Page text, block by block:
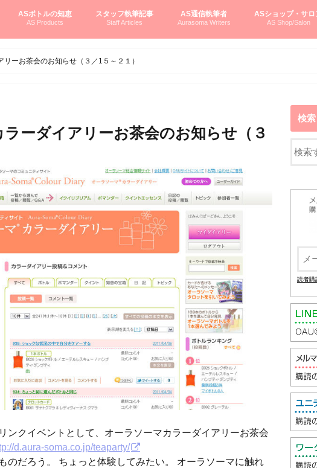
ASボトルの知恵
AS Products
スタッフ執筆記事
Staff Articles
AS通信執筆者
Aurasoma Writers
ASショップ・サロ
AS Shop/Salon
リーお茶会のお知らせ（３／1５～２１）
ーダイアリーお茶会のお知らせ（３
ンクイベントとして、オーラソーマカラーダイアリーお茶会
d.aura-soma.co.jp/teaparty/
のだろう。 ちょっと体験してみたい。 オーラソーマに触れ
検索
読者購